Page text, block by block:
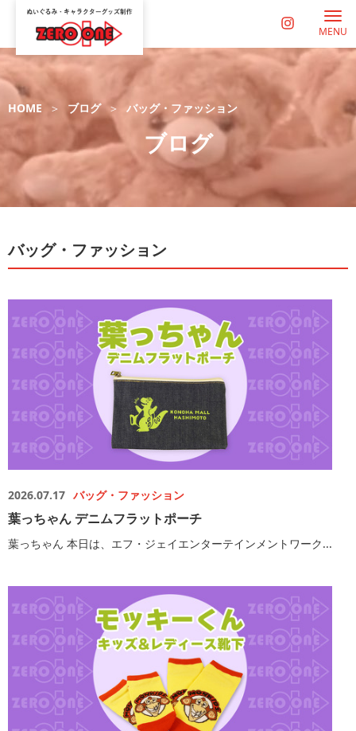
MENU
HOME ブログ バッグ・ファッション
ブログ
バッグ・ファッション
2026.07.17 バッグ・ファッション
葉っちゃん デニムフラットポーチ
葉っちゃん 本日は、エフ・ジェイエンターテインメントワーク...